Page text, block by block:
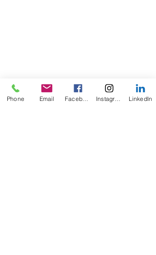
Phone Email LinkedIn